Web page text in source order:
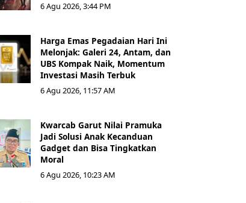
6 Agu 2026, 3:44 PM
Harga Emas Pegadaian Hari Ini
Melonjak: Galeri 24, Antam, dan
UBS Kompak Naik, Momentum
Investasi Masih Terbuk
6 Agu 2026, 11:57 AM
Kwarcab Garut Nilai Pramuka
Jadi Solusi Anak Kecanduan
Gadget dan Bisa Tingkatkan
Moral
6 Agu 2026, 10:23 AM